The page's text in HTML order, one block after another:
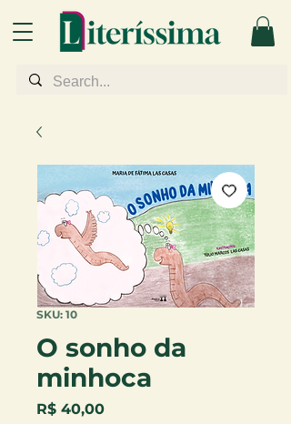
SKU: 10
O sonho da
minhoca
R$ 40,00Preço